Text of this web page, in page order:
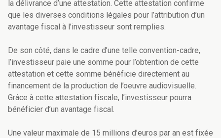
la délivrance d’une attestation. Cette attestation confirme
que les diverses conditions légales pour l’attribution d’un
avantage fiscal à l’investisseur sont remplies.
De son côté, dans le cadre d’une telle convention-cadre,
l’investisseur paie une somme pour l’obtention de cette
attestation et cette somme bénéficie directement au
financement de la production de l’oeuvre audiovisuelle.
Grâce à cette attestation fiscale, l’investisseur pourra
bénéficier d’un avantage fiscal.
Une valeur maximale de 15 millions d’euros par an est fixée